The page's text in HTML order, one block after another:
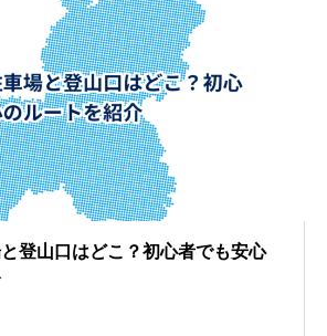
登山口はどこ？初心者でも安心